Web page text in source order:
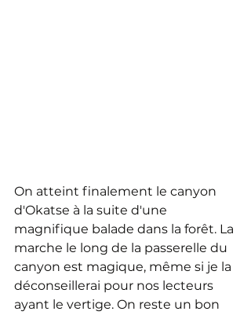
On atteint finalement le canyon
d'Okatse à la suite d'une
magnifique balade dans la forêt. La
marche le long de la passerelle du
canyon est magique, même si je la
déconseillerai pour nos lecteurs
ayant le vertige. On reste un bon